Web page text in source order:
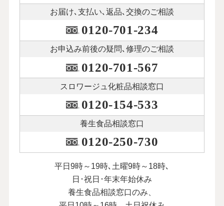
お届け､支払い､ 返品､交換のご相談
0120-701-234
お申込み前後の疑問､修理のご相談
0120-701-567
スロワージュ化粧品相談窓口
0120-154-533
養生食品相談窓口
0120-250-730
平日9時～19時､土曜9時～18時､
日･祝日･年末年始休み
養生食品相談窓口のみ、